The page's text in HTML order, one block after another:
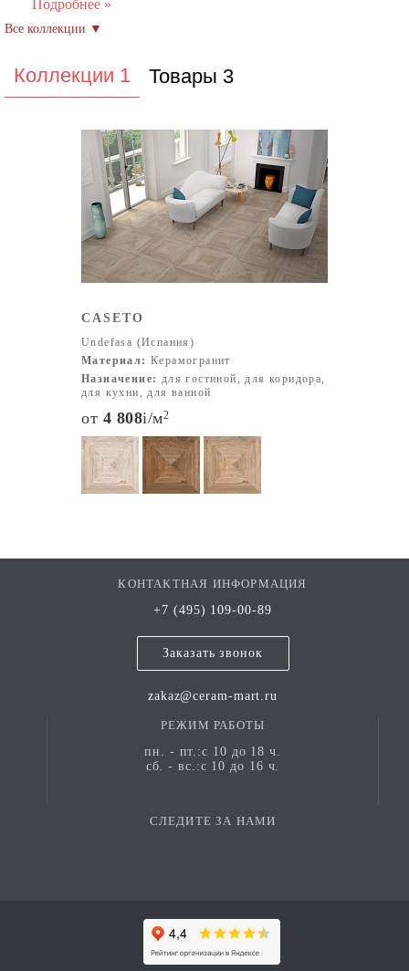
создавая продукцию, которая отвечает актуальным
тенденциям дизайна и ожиданиям требовательных
к совершенству позволили компании выйти на
международные рынки и укрепить свои позиции.
Размеры продукции Современный ассортимент
Undefasa включает керамическую плитку и
керамогранит различных форматов для стен и полов,
чтобы удовлетворять самые разные архитектурные и
дизайнерские задачи. Наиболее востребованные
размеры плитки:
крупноформатные плиты для современных интерьеров.
Цветовая палитра Undefasa предлагает широкий выбор
цветовых решений — от классических белых и
бежевых оттенков до глубоких и насыщенных цветов:
Белый, кремовый, бежевый Серый, антрацит, графит
Терракотовый, коричневый, карамельный Синий,
зелёный, бирюзовый Имитация натурального камня,
Взгляд в будущее Сегодня Undefasa продолжает
развиваться, внедряет экологичные технологии и
стремится к созданию продукции, которая сочетает
эстетику, прочность и заботу об окружающей среде.
развития, подтверждённых международными
сертификатами, и остаётся верна своему девизу — быть
всегда рядом с клиентом и предлагать лучшие решения
для современных пространств.
Коллекции 1 Товары 3
CASETO
Undefasa (Испания)
Материал: Керамогранит
Назначение: для гостиной, для коридора,
для кухни, для ванной
от 4 808i/м2
КОНТАКТНАЯ ИНФОРМАЦИЯ
+7 (495) 109-00-89
Заказать звонок
zakaz@ceram-mart.ru
РЕЖИМ РАБОТЫ
пн. - пт.:с 10 до 18 ч.
сб. - вс.:с 10 до 16 ч.
СЛЕДИТЕ ЗА НАМИ